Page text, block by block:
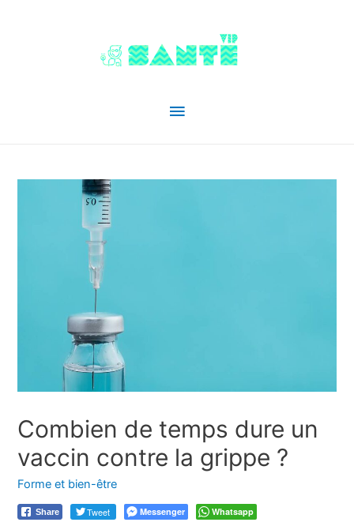
Menu
Combien de temps dure un
vaccin contre la grippe ?
Forme et bien-être
Share Tweet Messenger Whatsapp